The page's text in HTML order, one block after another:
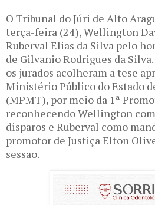
O Tribunal do Júri de Alto
terça-feira (24), Wellington
Ruberval Elias da Silva pelo
de Gilvanio Rodrigues da
os jurados acolheram a tese
Ministério Público do Estado
(MPMT), por meio da 1ª
reconhecendo Wellington
disparos e Ruberval como
promotor de Justiça Elton
sessão.